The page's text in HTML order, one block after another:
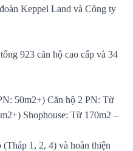
Keppel Land và Công ty
923 căn hộ cao cấp và 34
50m2+) Căn hộ 2 PN: Từ
Shophouse: Từ 170m2 –
1, 2, 4) và hoàn thiện